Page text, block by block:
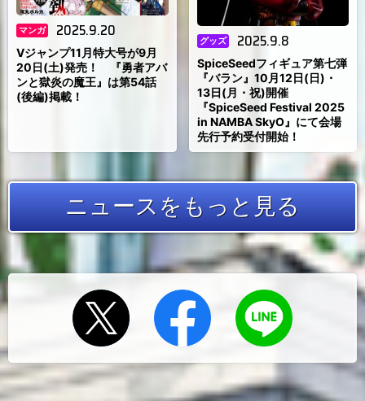
マンガ 2025.9.20
Vジャンプ11月特大号が9月
20日(土)発売！ 『勇者アバ
ンと獄炎の魔王』は第54話
(後編)掲載！
グッズ 2025.9.8
SpiceSeedフィギュア第七弾
『バラン』10月12日(日)・
13日(月・祝)開催
『SpiceSeed Festival 2025
in NAMBA SkyO』にて会場
先行予約受付開始！
ニュースをもっと見る
アする
でシェア
する